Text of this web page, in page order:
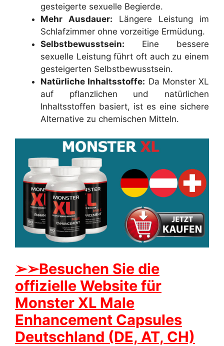
gesteigerte sexuelle Begierde.
Mehr Ausdauer: Längere Leistung im
Schlafzimmer ohne vorzeitige Ermüdung.
Selbstbewusstsein: Eine bessere
sexuelle Leistung führt oft auch zu einem
gesteigerten Selbstbewusstsein.
Natürliche Inhaltsstoffe: Da Monster XL
auf pflanzlichen und natürlichen
Inhaltsstoffen basiert, ist es eine sichere
Alternative zu chemischen Mitteln.
➢➢Besuchen Sie die
offizielle Website für
Monster XL Male
Enhancement Capsules
Deutschland (DE, AT, CH)